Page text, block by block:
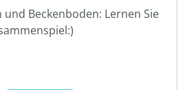
und Beckenboden: Lernen Sie